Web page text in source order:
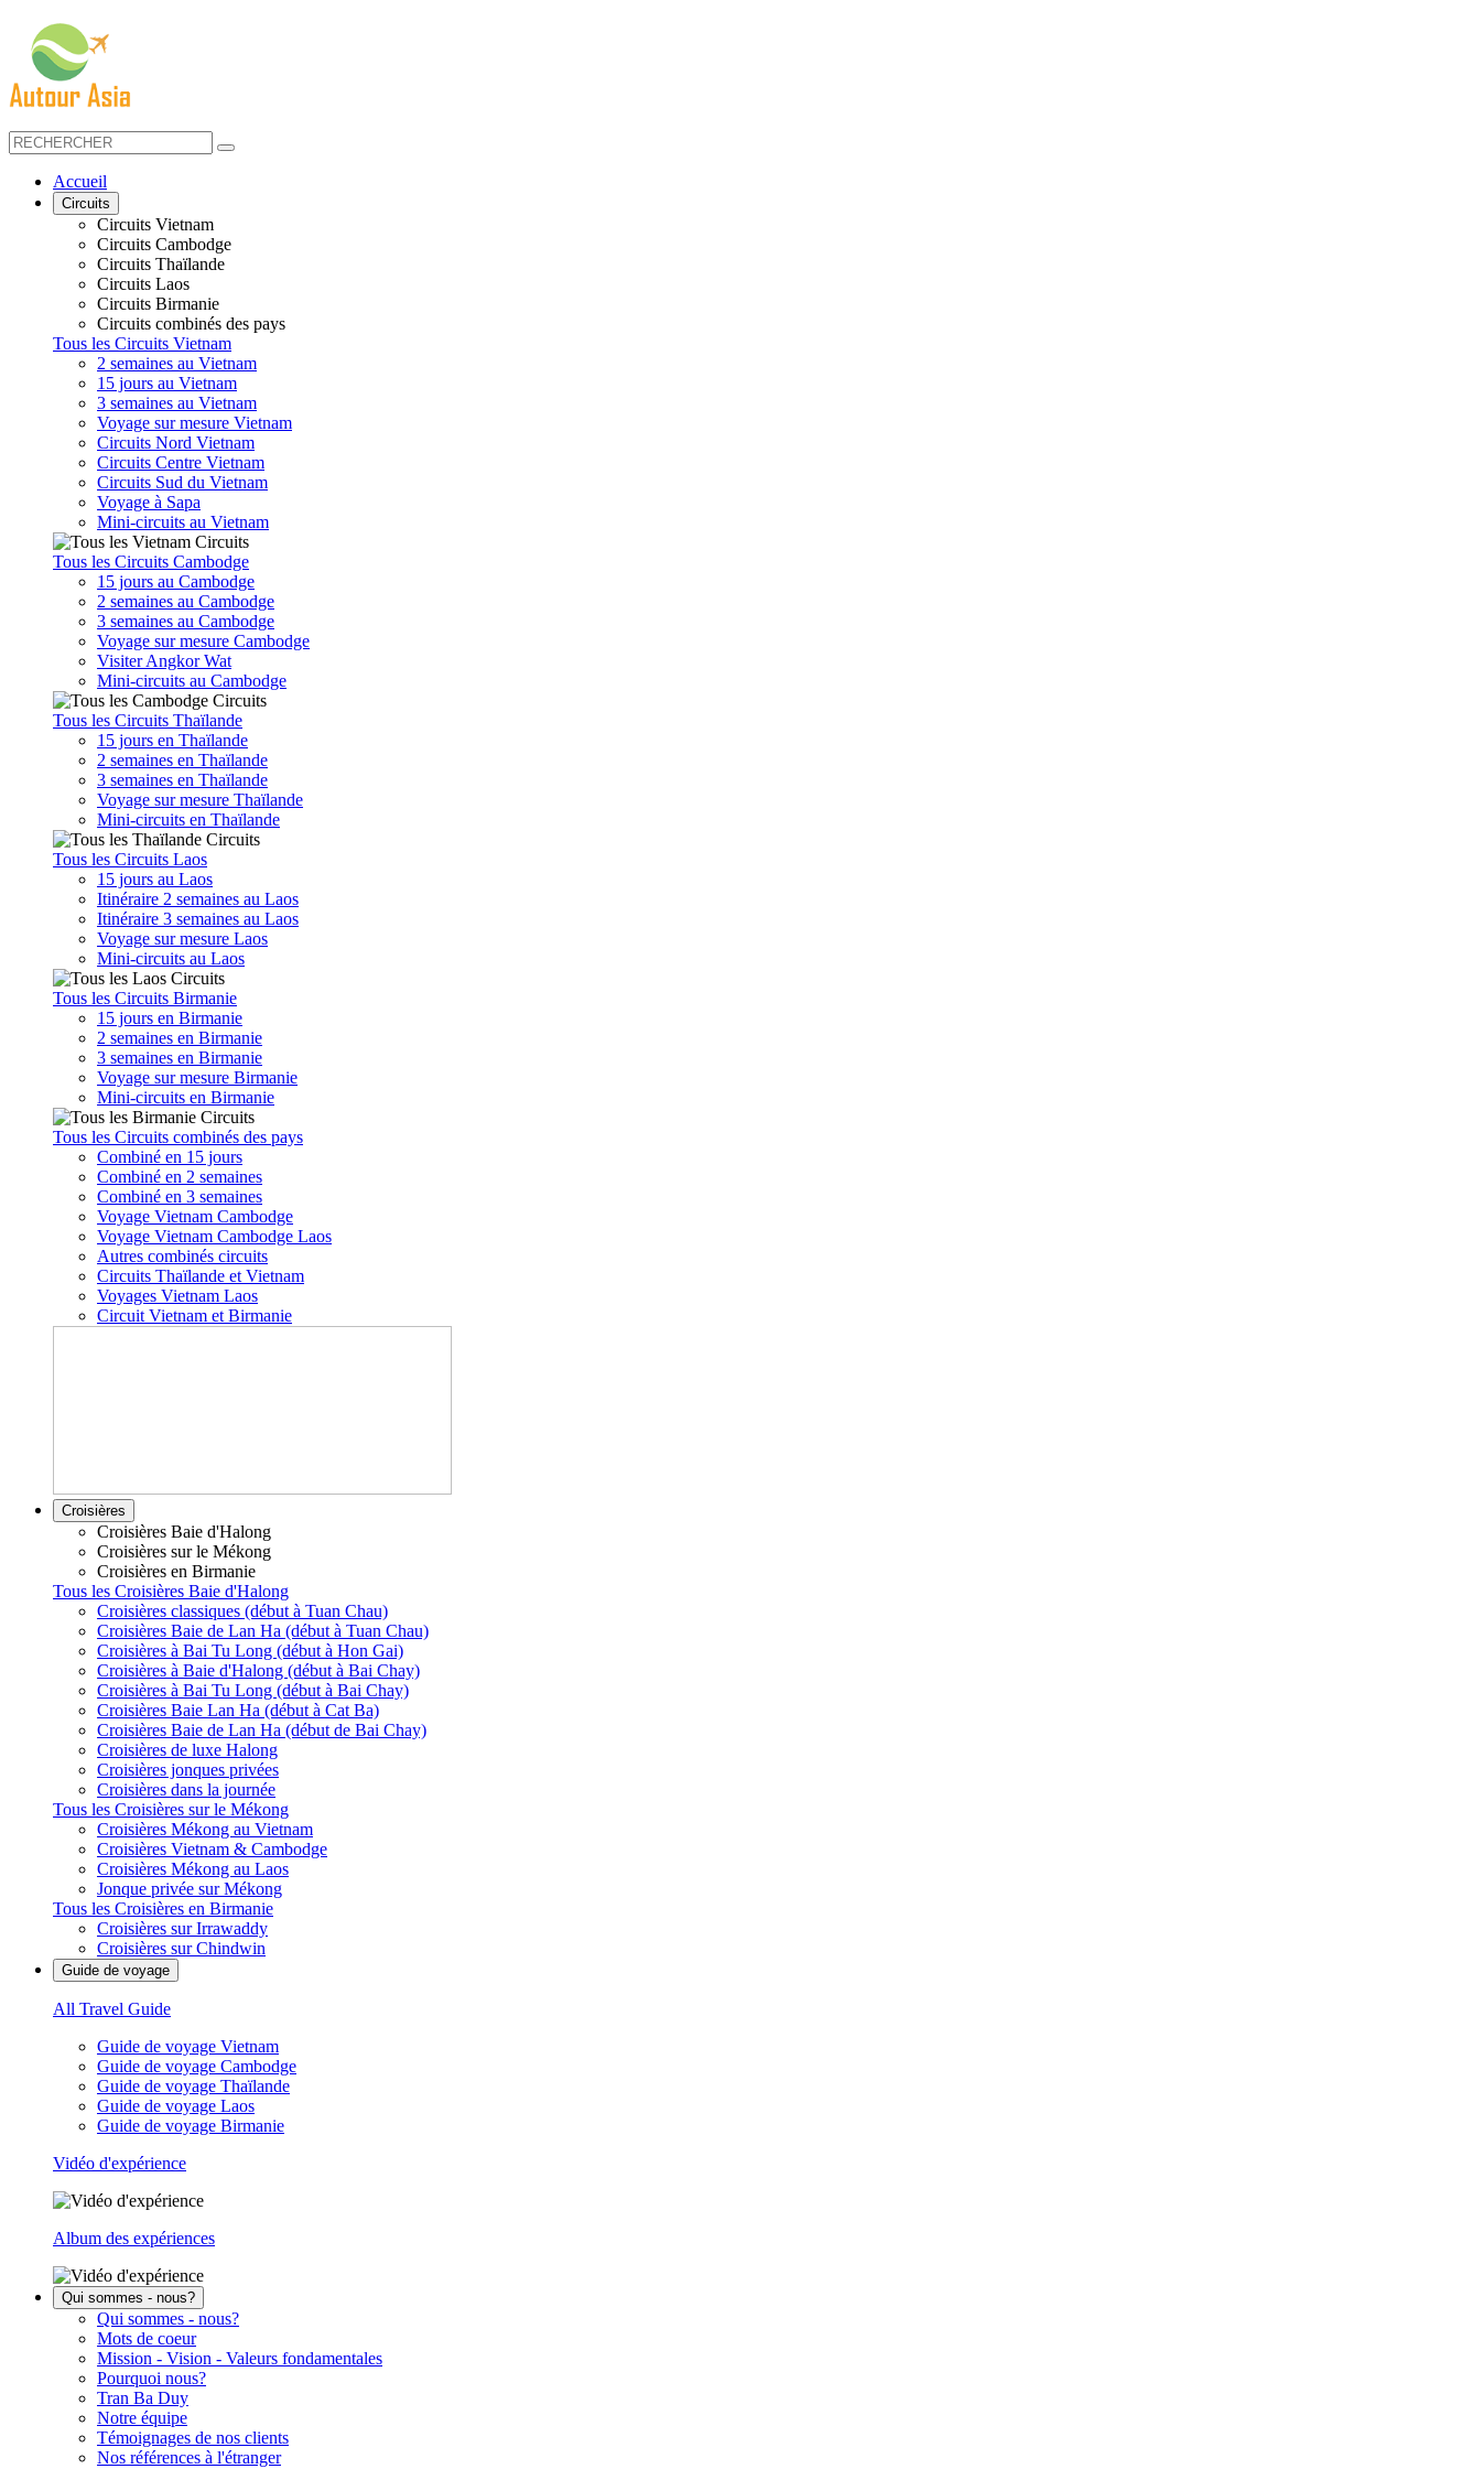
Accueil
Circuits
Circuits Vietnam
Circuits Cambodge
Circuits Thaïlande
Circuits Laos
Circuits Birmanie
Circuits combinés des pays
Tous les Circuits Vietnam
2 semaines au Vietnam
15 jours au Vietnam
3 semaines au Vietnam
Voyage sur mesure Vietnam
Circuits Nord Vietnam
Circuits Centre Vietnam
Circuits Sud du Vietnam
Voyage à Sapa
Mini-circuits au Vietnam
Tous les Circuits Cambodge
15 jours au Cambodge
2 semaines au Cambodge
3 semaines au Cambodge
Voyage sur mesure Cambodge
Visiter Angkor Wat
Mini-circuits au Cambodge
Tous les Circuits Thaïlande
15 jours en Thaïlande
2 semaines en Thaïlande
3 semaines en Thaïlande
Voyage sur mesure Thaïlande
Mini-circuits en Thaïlande
Tous les Circuits Laos
15 jours au Laos
Itinéraire 2 semaines au Laos
Itinéraire 3 semaines au Laos
Voyage sur mesure Laos
Mini-circuits au Laos
Tous les Circuits Birmanie
15 jours en Birmanie
2 semaines en Birmanie
3 semaines en Birmanie
Voyage sur mesure Birmanie
Mini-circuits en Birmanie
Tous les Circuits combinés des pays
Combiné en 15 jours
Combiné en 2 semaines
Combiné en 3 semaines
Voyage Vietnam Cambodge
Voyage Vietnam Cambodge Laos
Autres combinés circuits
Circuits Thaïlande et Vietnam
Voyages Vietnam Laos
Circuit Vietnam et Birmanie
Croisières
Croisières Baie d'Halong
Croisières sur le Mékong
Croisières en Birmanie
Tous les Croisières Baie d'Halong
Croisières classiques (début à Tuan Chau)
Croisières Baie de Lan Ha (début à Tuan Chau)
Croisières à Bai Tu Long (début à Hon Gai)
Croisières à Baie d'Halong (début à Bai Chay)
Croisières à Bai Tu Long (début à Bai Chay)
Croisières Baie Lan Ha (début à Cat Ba)
Croisières Baie de Lan Ha (début de Bai Chay)
Croisières de luxe Halong
Croisières jonques privées
Croisières dans la journée
Tous les Croisières sur le Mékong
Croisières Mékong au Vietnam
Croisières Vietnam & Cambodge
Croisières Mékong au Laos
Jonque privée sur Mékong
Tous les Croisières en Birmanie
Croisières sur Irrawaddy
Croisières sur Chindwin
Guide de voyage
All Travel Guide
Guide de voyage Vietnam
Guide de voyage Cambodge
Guide de voyage Thaïlande
Guide de voyage Laos
Guide de voyage Birmanie
Vidéo d'expérience
Album des expériences
Qui sommes - nous?
Qui sommes - nous?
Mots de coeur
Mission - Vision - Valeurs fondamentales
Pourquoi nous?
Tran Ba Duy
Notre équipe
Témoignages de nos clients
Nos références à l'étranger